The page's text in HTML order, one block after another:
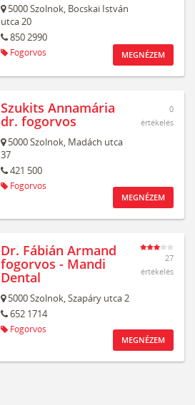
5000Szolnok, Bocskai István
utca 20
850 2990
Fogorvos MEGNÉZEM
Szukits Annamária
dr. fogorvos
5000Szolnok, Madách utca
37
421 500
Fogorvos
0
értékelés
MEGNÉZEM
Dr. Fábián Armand
fogorvos - Mandi
Dental
5000Szolnok,Szapáry utca 2
652 1714
Fogorvos
27
értékelés
MEGNÉZEM